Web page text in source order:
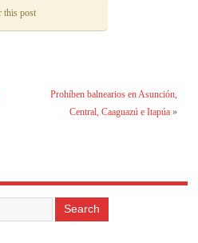
this post
Prohíben balnearios en Asunción,
Central, Caaguazú e Itapúa»